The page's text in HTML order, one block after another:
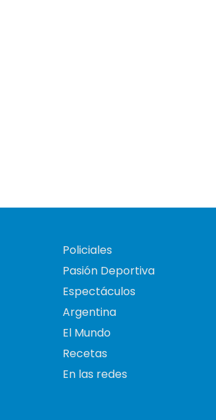
Policiales
Pasión Deportiva
Espectáculos
Argentina
El Mundo
Recetas
En las redes